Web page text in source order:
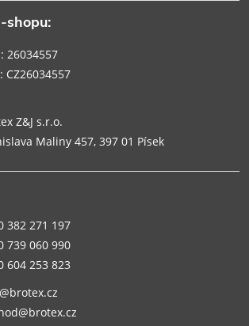
shopu:
26034557
CZ26034557
Z&J s.r.o.
Maliny 457, 397 01 Písek
382 271 197
739 060 990
604 253 823